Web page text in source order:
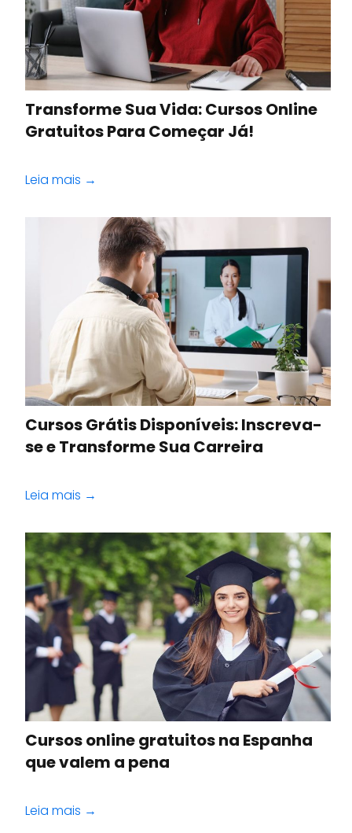
Transforme Sua Vida: Cursos Online
Gratuitos Para Começar Já!
Leia mais →
Cursos Grátis Disponíveis: Inscreva-
se e Transforme Sua Carreira
Leia mais →
Cursos online gratuitos na Espanha
que valem a pena
Leia mais →